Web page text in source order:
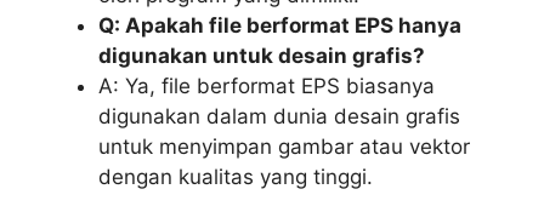
Q: Apakah file berformat EPS hanya
digunakan untuk desain grafis?
A: Ya, file berformat EPS biasanya
digunakan dalam dunia desain grafis
untuk menyimpan gambar atau vektor
dengan kualitas yang tinggi.